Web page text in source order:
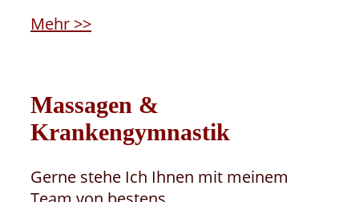
Mehr >>
Massagen &
Krankengymnastik
Gerne stehe Ich Ihnen mit meinem